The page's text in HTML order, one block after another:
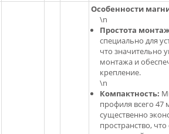
Особенности
\n
Простота
специально для
что значительно
монтажа и
крепление.
\n
Компактность:
профиля всего 47
существенно
пространство,